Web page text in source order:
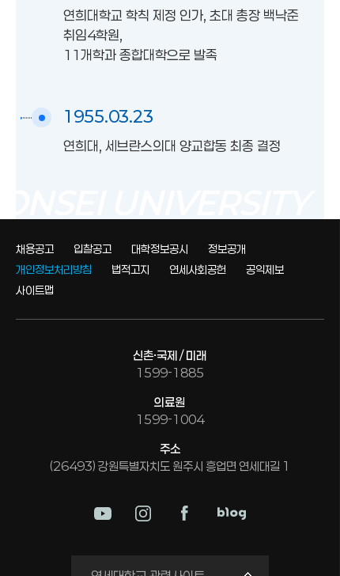
연희대학교 학칙 제정 인가, 초대 총장 백낙준
취임4학원,
11개학과 종합대학으로 발족
1955.03.23
연희대, 세브란스의대 양교합동 최종 결정
채용공고 입찰공고 대학정보공시
정보공개
개인정보처리방침
법적고지 연세사회공헌
공익제보
사이트맵
신촌·국제 / 미래
1599-1885
의료원
1599-1004
주소
(26493) 강원특별자치도 원주시 흥업면 연세대길 1
미래평생교육원